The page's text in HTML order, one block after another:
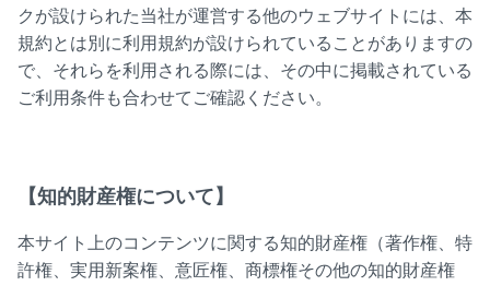
クが設けられた当社が運営する他のウェブサイトには、本
規約とは別に利用規約が設けられていることがありますの
で、それらを利用される際には、その中に掲載されている
ご利用条件も合わせてご確認ください。
【知的財産権について】
本サイト上のコンテンツに関する知的財産権（著作権、特
許権、実用新案権、意匠権、商標権その他の知的財産権